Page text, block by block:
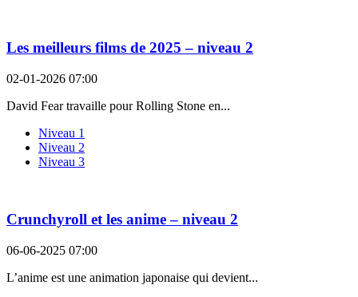
Les meilleurs films de 2025 – niveau 2
02-01-2026 07:00
David Fear travaille pour Rolling Stone en...
Niveau 1
Niveau 2
Niveau 3
Crunchyroll et les anime – niveau 2
06-06-2025 07:00
L’anime est une animation japonaise qui devient...